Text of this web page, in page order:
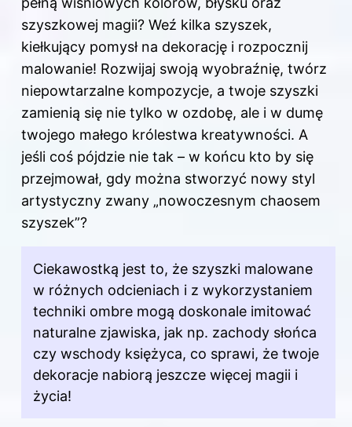
szyszkowej magii? Weź kilka szyszek,
kiełkujący pomysł na dekorację i rozpocznij
malowanie! Rozwijaj swoją wyobraźnię, twórz
niepowtarzalne kompozycje, a twoje szyszki
zamienią się nie tylko w ozdobę, ale i w dumę
twojego małego królestwa kreatywności. A
jeśli coś pójdzie nie tak – w końcu kto by się
przejmował, gdy można stworzyć nowy styl
artystyczny zwany „nowoczesnym chaosem
szyszek”?
Ciekawostką jest to, że szyszki malowane
w różnych odcieniach i z wykorzystaniem
techniki ombre mogą doskonale imitować
naturalne zjawiska, jak np. zachody słońca
czy wschody księżyca, co sprawi, że twoje
dekoracje nabiorą jeszcze więcej magii i
życia!